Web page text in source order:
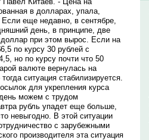
в долларах, упала,
еще недавно, в сентябре,
день, в принципе, две
доллар при этом вырос. Если на
по курсу 30 рублей с
но по курсу почти что 50
валюте вернулась на
ситуация стабилизируется.
для укрепления курса
можем с трудом
рубль упадет еще больше,
невыгодно. В этой ситуации
с зарубежными
производителя эта ситуация